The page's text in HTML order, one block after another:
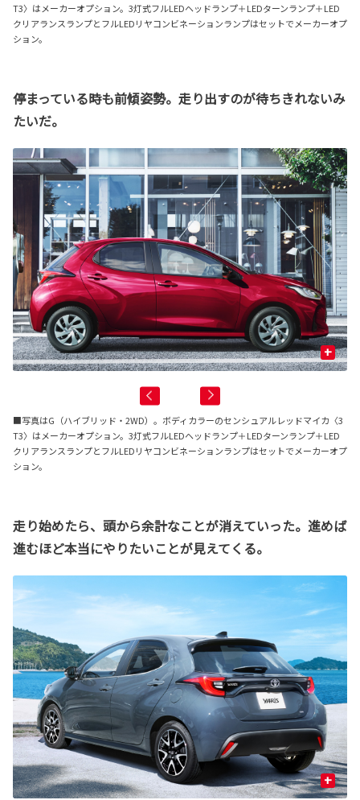
T3〉はメーカーオプション。3灯式フルLEDヘッドランプ＋LEDターンランプ＋LED
クリアランスランプとフルLEDリヤコンビネーションランプはセットでメーカーオプ
ション。
停まっている時も前傾姿勢。走り出すのが待ちきれないみ
たいだ。
+
■写真はG（ハイブリッド・2WD）。ボディカラーのセンシュアルレッドマイカ〈3
T3〉はメーカーオプション。3灯式フルLEDヘッドランプ＋LEDターンランプ＋LED
クリアランスランプとフルLEDリヤコンビネーションランプはセットでメーカーオプ
ション。
走り始めたら、頭から余計なことが消えていった。進めば
進むほど本当にやりたいことが見えてくる。
+